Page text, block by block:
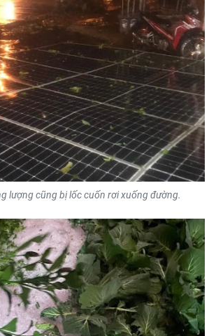
TUẦN
lượng cũng bị lốc cuốn rơi xuống đường.